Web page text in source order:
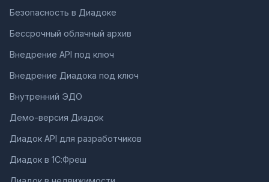
Безопасность в Диадоке
Бессрочный облачный архив
Внедрение API под ключ
Внедрение Диадока под ключ
Внутренний ЭДО
Демо-версия Диадок
Диадок API для разработчиков
Диадок в 1С:Фреш